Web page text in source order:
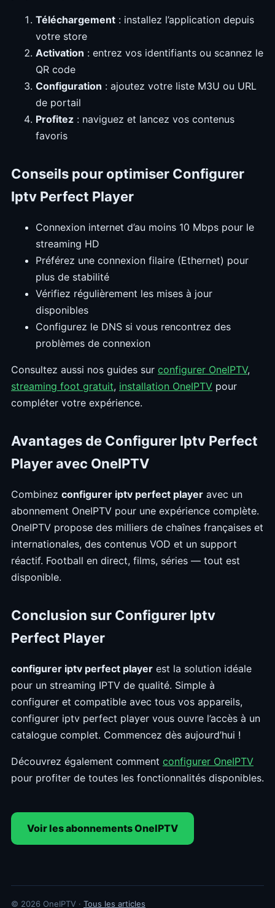
Téléchargement : installez l’application depuis
votre store
Activation : entrez vos identifiants ou scannez le
QR code
Configuration : ajoutez votre liste M3U ou URL
de portail
Profitez : naviguez et lancez vos contenus
favoris
Conseils pour optimiser Configurer
Iptv Perfect Player
Connexion internet d’au moins 10 Mbps pour le
streaming HD
Préférez une connexion filaire (Ethernet) pour
plus de stabilité
Vérifiez régulièrement les mises à jour
disponibles
Configurez le DNS si vous rencontrez des
problèmes de connexion
Consultez aussi nos guides sur configurer OneIPTV,
streaming foot gratuit, installation OneIPTV pour
compléter votre expérience.
Avantages de Configurer Iptv Perfect
Player avec OneIPTV
Combinez configurer iptv perfect player avec un
abonnement OneIPTV pour une expérience complète.
OneIPTV propose des milliers de chaînes françaises et
internationales, des contenus VOD et un support
réactif. Football en direct, films, séries — tout est
disponible.
Conclusion sur Configurer Iptv
Perfect Player
configurer iptv perfect player est la solution idéale
pour un streaming IPTV de qualité. Simple à
configurer et compatible avec tous vos appareils,
configurer iptv perfect player vous ouvre l’accès à un
catalogue complet. Commencez dès aujourd’hui !
Découvrez également comment configurer OneIPTV
pour profiter de toutes les fonctionnalités disponibles.
Voir les abonnements OneIPTV
© 2026 OneIPTV · Tous les articles